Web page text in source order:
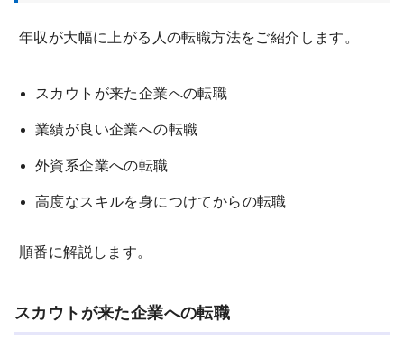
年収が大幅に上がる人の転職方法をご紹介します。
スカウトが来た企業への転職
業績が良い企業への転職
外資系企業への転職
高度なスキルを身につけてからの転職
順番に解説します。
スカウトが来た企業への転職